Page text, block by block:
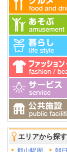
エリアから探す